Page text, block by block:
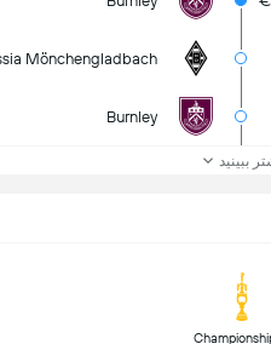
Mönchengladbach
Burnley
ببینید